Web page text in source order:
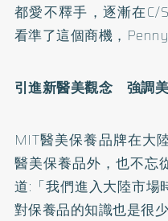
都愛不釋手，逐漸在C/
看準了這個商機，
引進新醫美觀念 強調
MIT醫美保養品牌在大
醫美保養品外，也不忘
道:「我們進入大陸市場
對保養品的知識也是很